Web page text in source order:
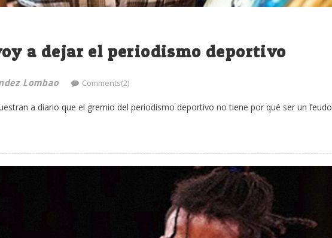
a dejar el periodismo deportivo
Lombao Comments(2)
a diario que el gremio del periodismo deportivo no tiene por qué ser un feudo